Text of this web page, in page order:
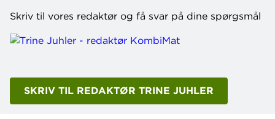
Skriv til vores redaktør og få svar på dine spørgsmål
SKRIV TIL REDAKTØR TRINE JUHLER